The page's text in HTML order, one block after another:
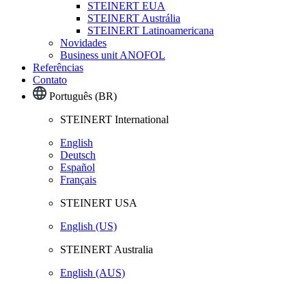
STEINERT EUA
STEINERT Austrália
STEINERT Latinoamericana
Novidades
Business unit ANOFOL
Referências
Contato
Português (BR)
STEINERT International
English
Deutsch
Español
Français
STEINERT USA
English (US)
STEINERT Australia
English (AUS)